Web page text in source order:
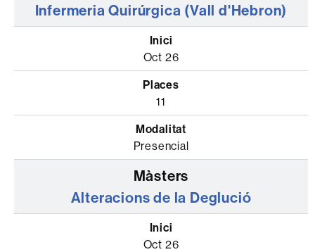
Infermeria Quirúrgica (Vall d'Hebron)
Oct 26
11
Presencial
Alteracions de la Deglució
Oct 26